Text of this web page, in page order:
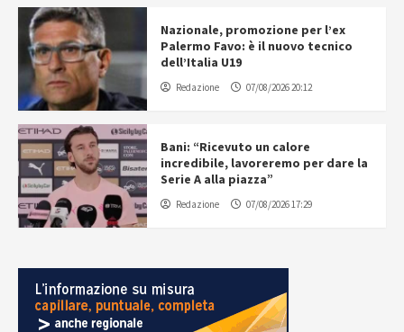
Nazionale, promozione per l’ex
Palermo Favo: è il nuovo tecnico
dell’Italia U19
Redazione 07/08/2026 20:12
Bani: “Ricevuto un calore
incredibile, lavoreremo per dare la
Serie A alla piazza”
Redazione 07/08/2026 17:29